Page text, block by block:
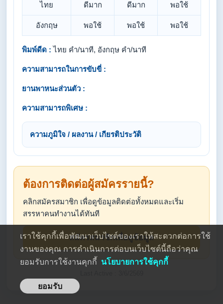
ไทย ดีมาก ดีมาก พอใช้
อังกฤษ พอใช้ พอใช้ พอใช้
พิมพ์ดีด : ไทย คำ/นาที, อังกฤษ คำ/นาที
ความสามารถในการขับขี่ :
ยานพาหนะส่วนตัว :
ความสามารถพิเศษ :
ความภูมิใจ / ผลงาน / เกียรติประวัติ
ต้องการติดต่อผู้สมัครรายนี้?
คลิกสมัครสมาชิก เพื่อดูข้อมูลติดต่อทั้งหมดและเริ่ม
สรรหาคนทำงานได้ทันที
สมัครสมาชิกเพื่อดูข้อมูล
เราใช้คุกกี้เพื่อพัฒนาเว็บไซต์ของเราให้สะดวกต่อการใช้
งานของคุณ การดำเนินการต่อบนเว็บไซต์นี้ถือว่าคุณ
ยอมรับการใช้งานคุกกี้ นโยบายการใช้คุกกี้